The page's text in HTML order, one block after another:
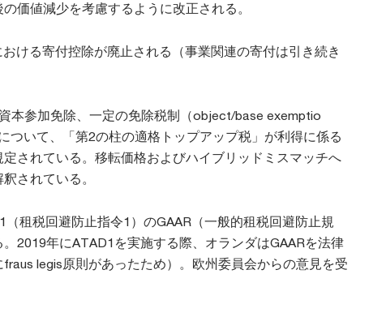
価値減少を考慮するように改正される。
ける寄付控除が廃止される（事業関連の寄付は引き続き
資本参加免除、一定の免除税制（object/base exemptio
ついて、「第2の柱の適格トップアップ税」が利得に係る
されている。移転価格およびハイブリッドミスマッチへ
されている。
（租税回避防止指令1）のGAAR（一般的租税回避防止規
2019年にATAD1を実施する際、オランダはGAARを法律
legis原則があったため）。欧州委員会からの意見を受